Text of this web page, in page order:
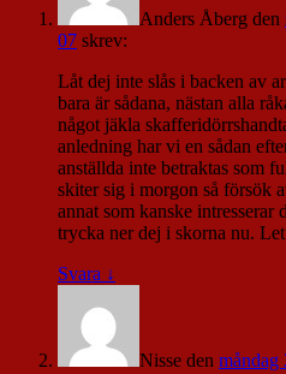
Anders Åberg den
07 skrev:
Låt dej inte slås i backen av
bara är sådana, nästan alla
något jäkla
anledning har vi en sådan
anställda inte betraktas som
skiter sig i morgon så försök
annat som kanske
trycka ner dej i skorna nu.
Svara ↓
Nisse den måndag